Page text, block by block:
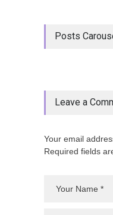
Posts
Leave a
Your email
Required fields